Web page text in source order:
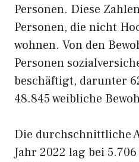
Personen. Diese
Personen, die nicht
wohnen. Von den
Personen
beschäftigt, darunter
48.845 weibliche
Die durchschnittliche
Jahr 2022 lag bei